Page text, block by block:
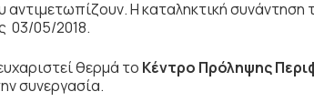
αντιμετωπίζουν. Η καταληκτική συνάντηση
03/05/2018.
θερμά το Κέντρο Πρόληψης
συνεργασία.